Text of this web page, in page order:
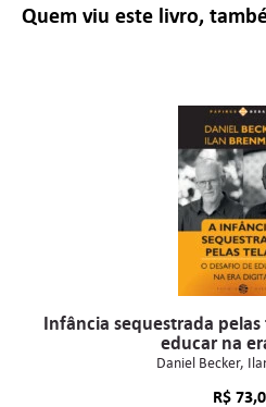
Quem viu este livro,
Infância sequestrada
educar na
Daniel Becker
R$